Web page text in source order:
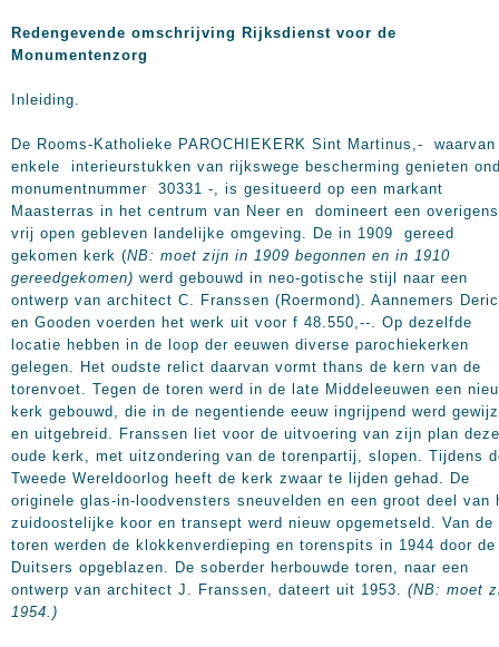
Redengevende omschrijving Rijksdienst voor de
Monumentenzorg
Inleiding.
De Rooms-Katholieke PAROCHIEKERK Sint Martinus,- waarvan
enkele interieurstukken van rijkswege bescherming genieten
monumentnummer 30331 -, is gesitueerd op een markant
Maasterras in het centrum van Neer en domineert een overigens
vrij open gebleven landelijke omgeving. De in 1909 gereed
gekomen kerk (NB: moet zijn in 1909 begonnen en in 1910
gereedgekomen) werd gebouwd in neo-gotische stijl naar een
ontwerp van architect C. Franssen (Roermond). Aannemers
en Gooden voerden het werk uit voor f 48.550,--. Op dezelfde
locatie hebben in de loop der eeuwen diverse parochiekerken
gelegen. Het oudste relict daarvan vormt thans de kern van de
torenvoet. Tegen de toren werd in de late Middeleeuwen een
kerk gebouwd, die in de negentiende eeuw ingrijpend werd
en uitgebreid. Franssen liet voor de uitvoering van zijn plan deze
oude kerk, met uitzondering van de torenpartij, slopen. Tijdens
Tweede Wereldoorlog heeft de kerk zwaar te lijden gehad. De
originele glas-in-loodvensters sneuvelden en een groot deel van
zuidoostelijke koor en transept werd nieuw opgemetseld. Van de
toren werden de klokkenverdieping en torenspits in 1944 door de
Duitsers opgeblazen. De soberder herbouwde toren, naar een
ontwerp van architect J. Franssen, dateert uit 1953. (NB: moet
1954.)